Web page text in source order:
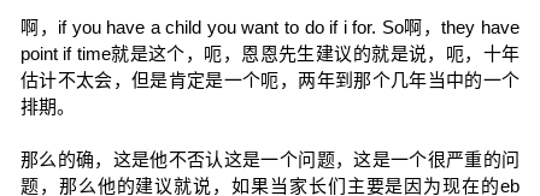
啊，if you have a child you want to do if i for. So啊，they have
point if time就是这个，呃，恩恩先生建议的就是说，呃，十年
估计不太会，但是肯定是一个呃，两年到那个几年当中的一个
排期。
那么的确，这是他不否认这是一个问题，这是一个很严重的问
题，那么他的建议就说，如果当家长们主要是因为现在的eb